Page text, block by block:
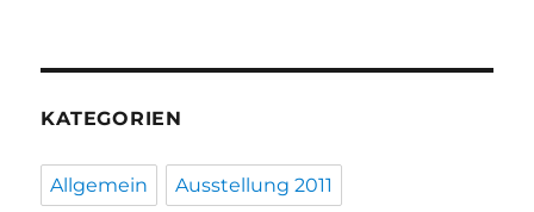
KATEGORIEN
Allgemein Ausstellung 2011